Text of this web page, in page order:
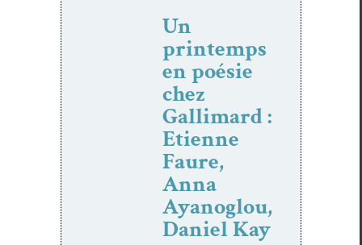
Un
printemps
en poésie
chez
Gallimard :
Etienne
Faure,
Anna
Ayanoglou,
Daniel Kay